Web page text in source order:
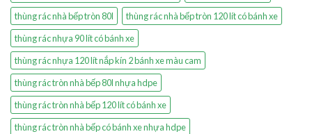
thùng rác nhà bếp tròn 80l
thùng rác nhà bếp tròn 120 lít có bánh xe
thùng rác nhựa 90 lít có bánh xe
thùng rác nhựa 120 lít nắp kín 2 bánh xe màu cam
thùng rác tròn nhà bếp 80l nhựa hdpe
thùng rác tròn nhà bếp 120 lít có bánh xe
thùng rác tròn nhà bếp có bánh xe nhựa hdpe